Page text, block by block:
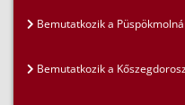
Bemutatkozik a
Bemutatkozik a